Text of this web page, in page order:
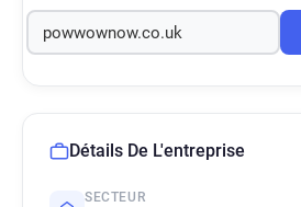
Détails De L'entreprise
SECTEUR